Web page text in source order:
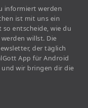
informiert werden
ist mit uns ein
entscheide, wie du
willst. Die
der täglich
App für Android
und wir bringen dir die